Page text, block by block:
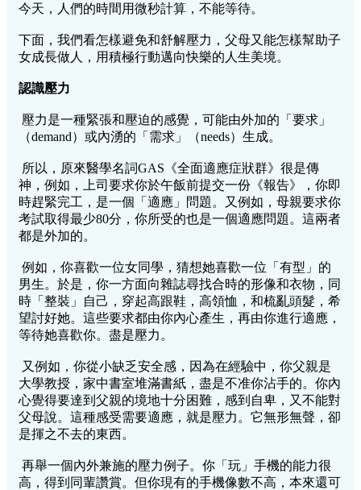
今天，人們的時間用微秒計算，不能等待。
下面，我們看怎樣避免和舒解壓力，父母又能怎樣幫助子
女成長做人，用積極行動邁向快樂的人生美境。
認識壓力
壓力是一種緊張和壓迫的感覺，可能由外加的「要求」
（demand）或內湧的「需求」（needs）生成。
所以，原來醫學名詞GAS《全面適應症狀群》很是傳
神，例如，上司要求你於午飯前提交一份《報告》，你即
時趕緊完工，是一個「適應」問題。又例如，母親要求你
考試取得最少80分，你所受的也是一個適應問題。這兩者
都是外加的。
例如，你喜歡一位女同學，猜想她喜歡一位「有型」的
男生。於是，你一方面向雜誌尋找合時的形像和衣物，同
時「整裝」自己，穿起高跟鞋，高領恤，和梳亂頭髮，希
望討好她。這些要求都由你內心產生，再由你進行適應，
等待她喜歡你。盡是壓力。
又例如，你從小缺乏安全感，因為在經驗中，你父親是
大學教授，家中書室堆滿書紙，盡是不准你沾手的。你內
心覺得要達到父親的境地十分困難，感到自卑，又不能對
父母說。這種感受需要適應，就是壓力。它無形無聲，卻
是揮之不去的東西。
再舉一個內外兼施的壓力例子。你「玩」手機的能力很
高，得到同輩讚賞。但你現有的手機像數不高，本來還可